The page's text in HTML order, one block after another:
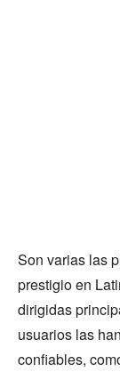
Son varias las
prestigio en
dirigidas
usuarios las
confiables,